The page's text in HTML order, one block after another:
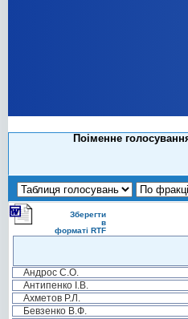
Поіменне
Зберегти
в
форматі RTF
Андрос С.О.
Антипенко І.В.
Ахметов Р.Л.
Бевзенко В.Ф.